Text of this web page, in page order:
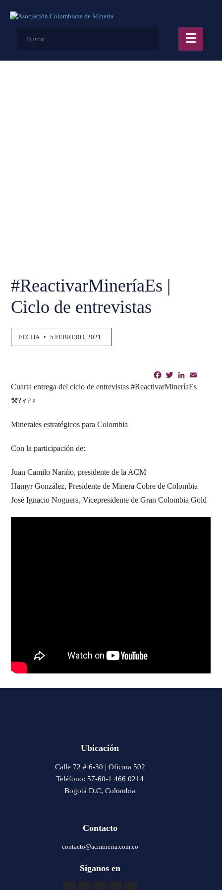
#ReactivarMineríaEs |
Ciclo de entrevistas
FECHA • 5 FEBRERO, 2021
FacebookTwitterLinkedIn
Cuarta entrega del ciclo de entrevistas #ReactivarMineríaEs
⚒️?‍♂️?‍♀️
Minerales estratégicos para Colombia
Con la participación de:
Juan Camilo Nariño, presidente de la ACM
Hamyr González, Presidente de Minera Cobre de Colombia
José Ignacio Noguera, Vicepresidente de Gran Colombia Gold
Ubicación
Calle 72 # 6-30 | Oficina 502
Teléfono: 57-60-1 466 0214
Bogotá D.C, Colombia
Contacto
contacto@acmineria.com.co
Síganos en